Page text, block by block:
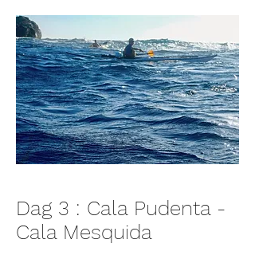
Dag 3 : Cala Pudenta -
Cala Mesquida